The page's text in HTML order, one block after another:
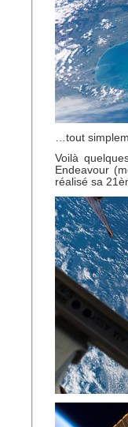
…tout
Voilà
Endeavour
réalisé sa